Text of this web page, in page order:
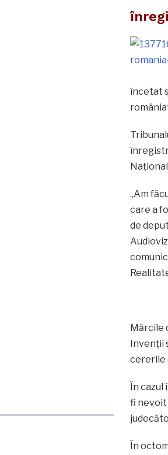
încetat
„Am
care a
de
Mărcile
Invenţii
cererile
În cazul
fi nevoit
În